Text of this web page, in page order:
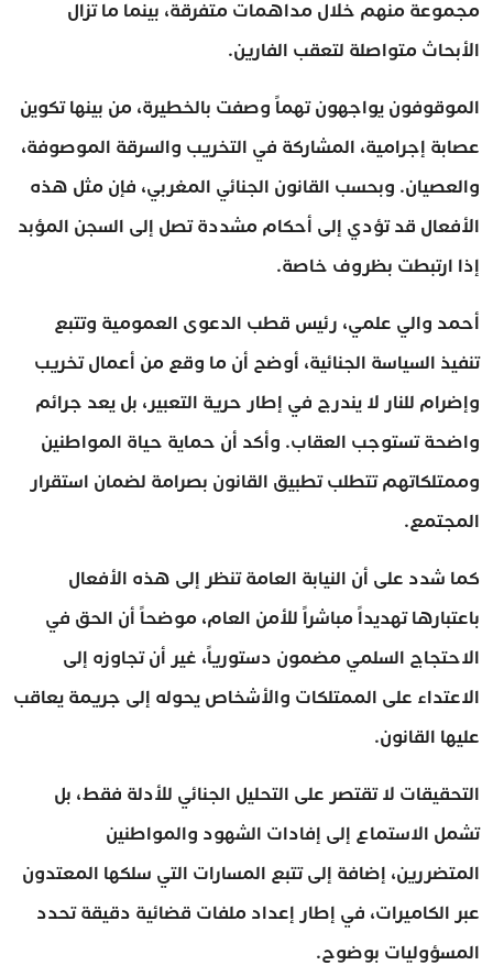
مجموعة منهم خلال مداهمات متفرقة، بينما ما تزال
الأبحاث متواصلة لتعقب الفارين.
الموقوفون يواجهون تهماً وصفت بالخطيرة، من بينها تكوين
عصابة إجرامية، المشاركة في التخريب والسرقة الموصوفة،
والعصيان. وبحسب القانون الجنائي المغربي، فإن مثل هذه
الأفعال قد تؤدي إلى أحكام مشددة تصل إلى السجن المؤبد
إذا ارتبطت بظروف خاصة.
أحمد والي علمي، رئيس قطب الدعوى العمومية وتتبع
تنفيذ السياسة الجنائية، أوضح أن ما وقع من أعمال تخريب
وإضرام للنار لا يندرج في إطار حرية التعبير، بل يعد جرائم
واضحة تستوجب العقاب. وأكد أن حماية حياة المواطنين
وممتلكاتهم تتطلب تطبيق القانون بصرامة لضمان استقرار
المجتمع.
كما شدد على أن النيابة العامة تنظر إلى هذه الأفعال
باعتبارها تهديداً مباشراً للأمن العام، موضحاً أن الحق في
الاحتجاج السلمي مضمون دستورياً، غير أن تجاوزه إلى
الاعتداء على الممتلكات والأشخاص يحوله إلى جريمة يعاقب
عليها القانون.
التحقيقات لا تقتصر على التحليل الجنائي للأدلة فقط، بل
تشمل الاستماع إلى إفادات الشهود والمواطنين
المتضررين، إضافة إلى تتبع المسارات التي سلكها المعتدون
عبر الكاميرات، في إطار إعداد ملفات قضائية دقيقة تحدد
المسؤوليات بوضوح.